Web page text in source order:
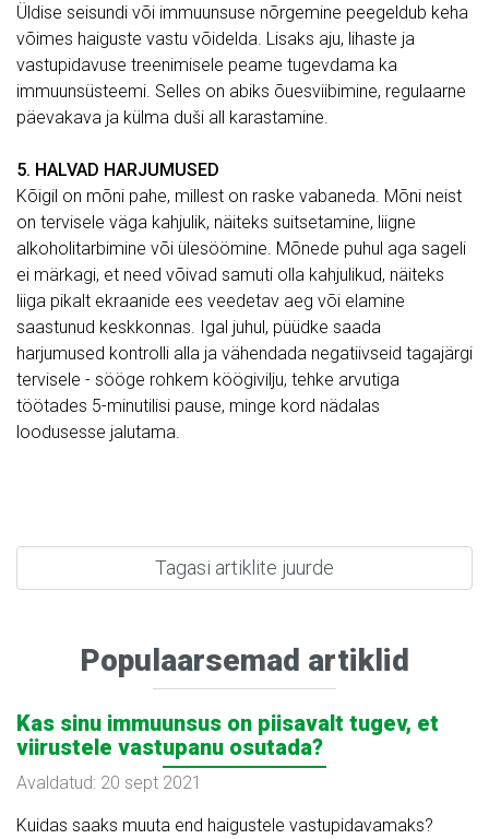
Üldise seisundi või immuunsuse nõrgemine peegeldub keha
võimes haiguste vastu võidelda. Lisaks aju, lihaste ja
vastupidavuse treenimisele peame tugevdama ka
immuunsüsteemi. Selles on abiks õuesviibimine, regulaarne
päevakava ja külma duši all karastamine.
5. HALVAD HARJUMUSED
Kõigil on mõni pahe, millest on raske vabaneda. Mõni neist
on tervisele väga kahjulik, näiteks suitsetamine, liigne
alkoholitarbimine või ülesöömine. Mõnede puhul aga sageli
ei märkagi, et need võivad samuti olla kahjulikud, näiteks
liiga pikalt ekraanide ees veedetav aeg või elamine
saastunud keskkonnas. Igal juhul, püüdke saada
harjumused kontrolli alla ja vähendada negatiivseid tagajärgi
tervisele - sööge rohkem köögivilju, tehke arvutiga
töötades 5-minutilisi pause, minge kord nädalas
loodusesse jalutama.
Tagasi artiklite juurde
Populaarsemad artiklid
Kas sinu immuunsus on piisavalt tugev, et
viirustele vastupanu osutada?
Avaldatud: 20 sept 2021
Kuidas saaks muuta end haigustele vastupidavamaks?